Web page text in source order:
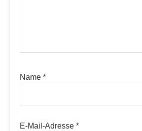
Name *
E-Mail-Adresse *